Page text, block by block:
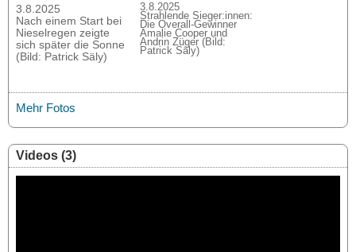
3.8.2025
Nach einem Start bei
Nieselregen zeigte
sich später die Sonne
(Bild: Patrick Säly)
3.8.2025
Strahlende Sieger:innen:
Die Overall-Gewinner
Amalie Cooper und
Andrin Züger (Bild:
Patrick Säly)
Mehr Fotos
Videos (3)